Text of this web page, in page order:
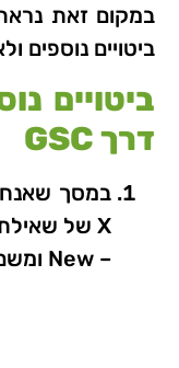
במקום זאת
ביטויים נוספים
ביטויים
דרך GSC
במסך
– New ומשם נבחר ב- Page: